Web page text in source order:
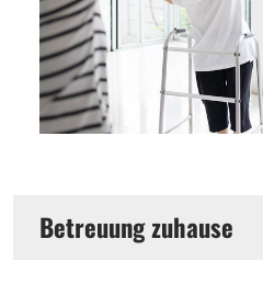
Betreuung zuhause